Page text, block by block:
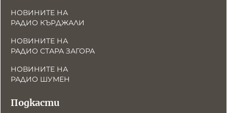
НОВИНИТЕ НА
РАДИО КЪРДЖАЛИ
НОВИНИТЕ НА
РАДИО СТАРА ЗАГОРА
НОВИНИТЕ НА
РАДИО ШУМЕН
Подкасти